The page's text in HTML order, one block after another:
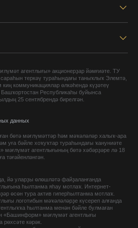
агентлығы» акционерҙар йәмғиәте. ТУ
теркәү тураһындағы таныҡлыҡ Элемтә,
коммуникациялар өлкәһендә күҙәтеү
Республикаһы буйынса
25 сентябрендә бирелгән.
данных
бөтә мәғлүмәттәр һәм мәҡәләләр халыҡ-ара
уға бәйле хоҡуҡтар тураһындағы ҡануниәте
агентлығының бөтә хәбәрҙәре лә 18
тәғәйенләнгән.
йә уларҙы өлөшләтә файҙаланғанда
һылтанма яһау мотлаҡ. Интернет-
өсөн тура актив гиперһылтанма мотлаҡ.
логотибын мәҡәләләрҙе күсереп алғанда
һылтанма менән бәйле булмаған
«Башинформ» мәғлүмәт агентлығы
рөхсәте кәрәк.